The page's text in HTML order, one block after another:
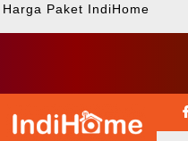
Harga Paket IndiHome